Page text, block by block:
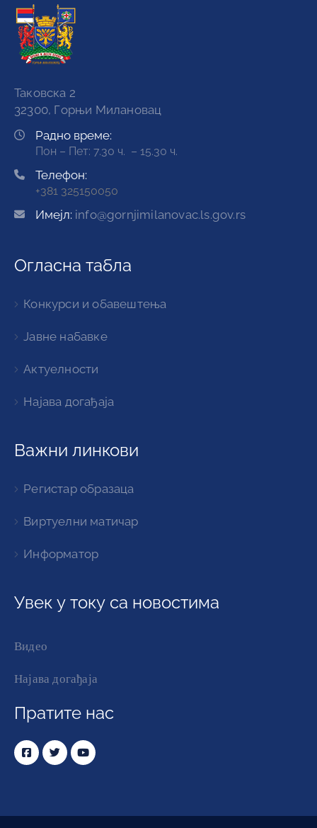
Таковска 2
32300, Горњи Милановац
Радно време:
Пон – Пет: 7.30 ч. – 15.30 ч.
Телефон:
+381 325150050
Имејл: info@gornjimilanovac.ls.gov.rs
Огласна табла
Конкурси и обавештења
Јавне набавке
Актуелности
Најава догађаја
Важни линкови
Регистар образаца
Виртуелни матичар
Информатор
Увек у току са новостима
Видео
Најава догађаја
Пратите нас